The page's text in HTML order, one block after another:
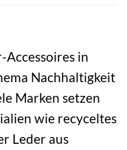
in
Nachhaltigkeit
Marken setzen
wie recyceltes
Leder aus